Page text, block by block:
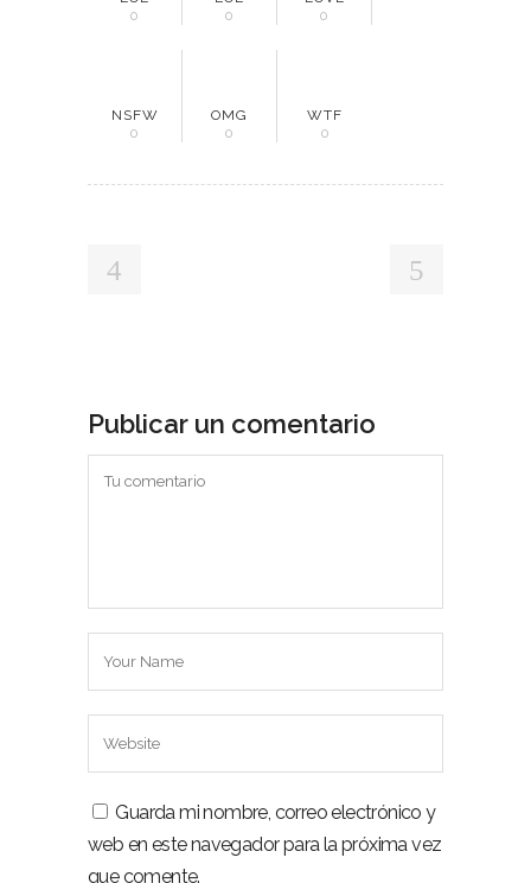
0
0
0
NSFW
0
OMG
0
WTF
0
Publicar un comentario
Guarda mi nombre, correo electrónico y
web en este navegador para la próxima vez
que comente.